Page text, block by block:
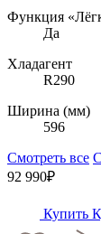
Функция
Да
Хладагент
R290
Ширина (мм)
596
Смотреть все
92 990₽
Купить